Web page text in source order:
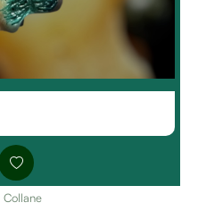
Collane